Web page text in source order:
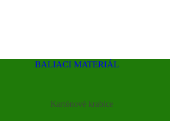
BALIACI MATERIÁL
Kartónové krabice